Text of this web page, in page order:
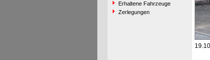
Erhaltene Fahrzeuge
Zerlegungen